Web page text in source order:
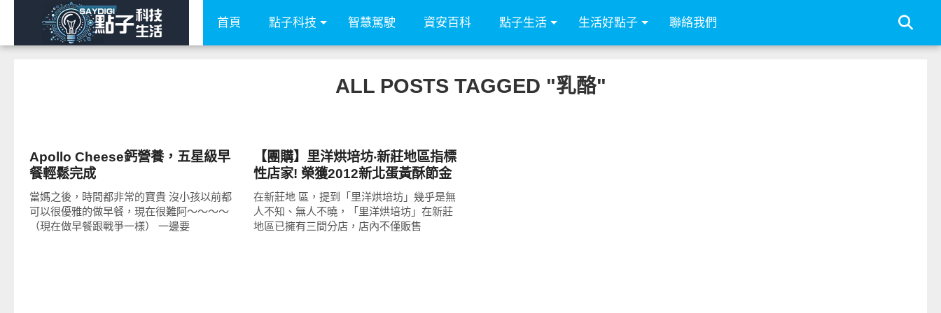
首頁 點子科技 智慧駕駛 資安百科 點子生活 生活好點子 聯絡我們
ALL POSTS TAGGED "乳酪"
Apollo Cheese鈣營養，五星級早
餐輕鬆完成
當媽之後，時間都非常的寶貴 沒小孩以前都
可以很優雅的做早餐，現在很難阿～～～～
（現在做早餐跟戰爭一樣） 一邊要
【團購】里洋烘培坊‧新莊地區指標
性店家! 榮獲2012新北蛋黃酥節金
牌、經典重乳酪蛋糕、堅果塔、帕
瑪森乳酪蛋糕、奶酪推薦
在新莊地 區，提到「里洋烘培坊」幾乎是無
人不知、無人不曉，「里洋烘培坊」在新莊
地區已擁有三間分店，店內不僅販售